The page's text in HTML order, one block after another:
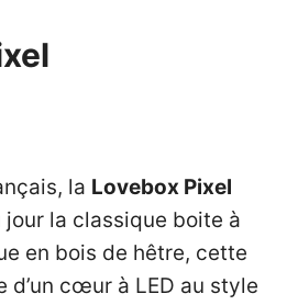
la Lovebox Pixel
la classique boite à
en bois de hêtre, cette
d’un cœur à LED au style